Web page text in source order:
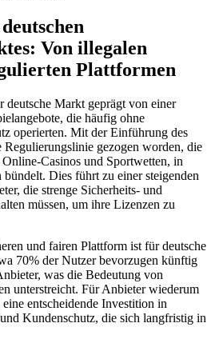
Von illegalen
Plattformen
deutsche Markt geprägt von einer
die häufig ohne
operierten. Mit der Einführung des
gezogen worden, die
Casinos und Sportwetten, in
Dies führt zu einer steigenden
die strenge Sicherheits- und
müssen, um ihre Lizenzen zu
und fairen Plattform ist für deutsche
70% der Nutzer bevorzugen künftig
was die Bedeutung von
unterstreicht. Für Anbieter wiederum
entscheidende Investition in
Kundenschutz, die sich langfristig in